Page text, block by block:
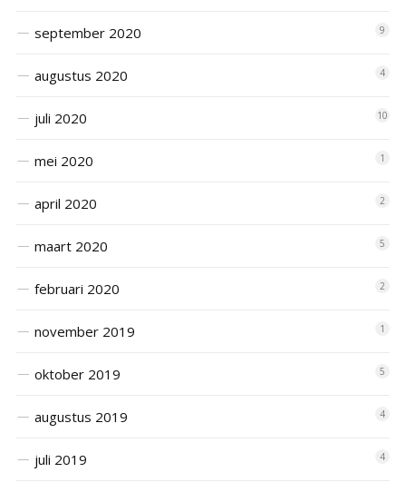
september 2020 9
augustus 2020 4
juli 2020 10
mei 2020 1
april 2020 2
maart 2020 5
februari 2020 2
november 2019 1
oktober 2019 5
augustus 2019 4
juli 2019 4